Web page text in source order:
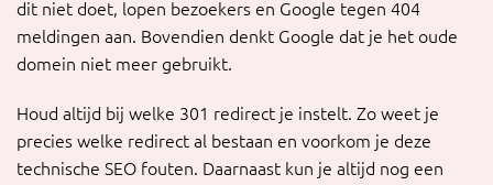
dit niet doet, lopen bezoekers en Google tegen 404
meldingen aan. Bovendien denkt Google dat je het oude
domein niet meer gebruikt.
Houd altijd bij welke 301 redirect je instelt. Zo weet je
precies welke redirect al bestaan en voorkom je deze
technische SEO fouten. Daarnaast kun je altijd nog een